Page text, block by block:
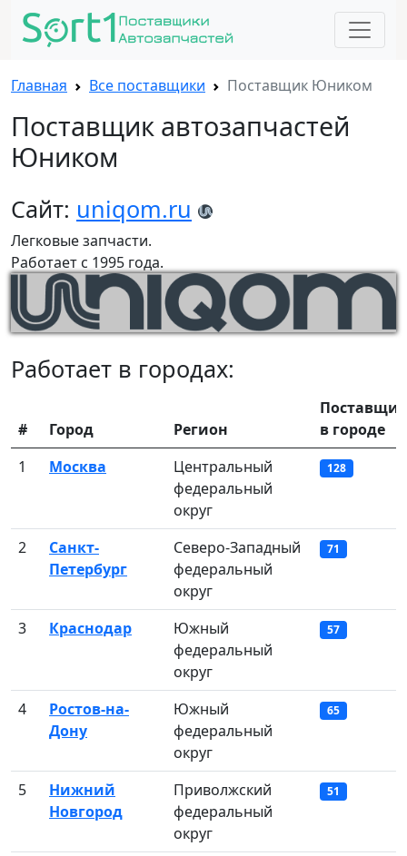
Главная Все поставщики Поставщик Юником
Поставщик автозапчастей
Юником
Сайт: uniqom.ru
Легковые запчасти.
Работает с 1995 года.
Работает в городах:
# Город Регион
в городе
1
Москва
Центральный
федеральный
округ
128
2
Санкт-
Петербург
Северо-Западный
федеральный
округ
71
3 Краснодар
Южный
федеральный
округ
57
4
Ростов-на-
Дону
Южный
федеральный
округ
65
5
Нижний
Новгород
Приволжский
федеральный
округ
51